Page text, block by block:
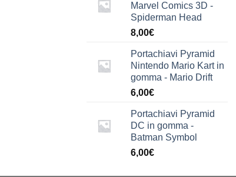
Marvel Comics 3D -
Spiderman Head
8,00€
Portachiavi Pyramid
Nintendo Mario Kart in
gomma - Mario Drift
6,00€
Portachiavi Pyramid
DC in gomma -
Batman Symbol
6,00€